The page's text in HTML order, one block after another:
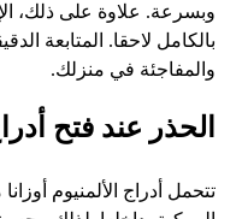
وبسرعة. علاوة على ذلك،
بالكامل لاحقا. المتابعة
والمفاجئة في منزلك.
الحذر عند فتح
تتحمل أدراج الألمنيوم